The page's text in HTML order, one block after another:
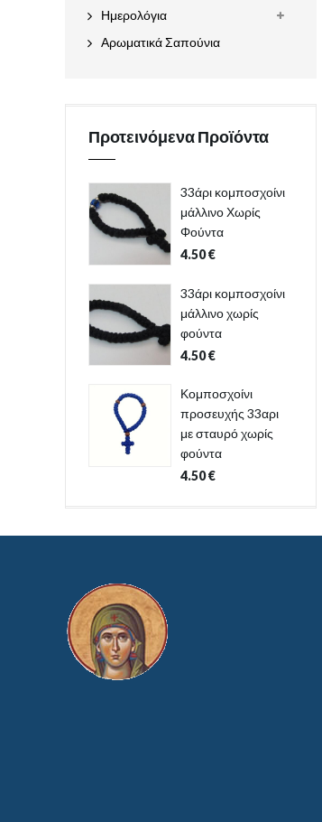
Ημερολόγια
Αρωματικά Σαπούνια
Προτεινόμενα Προϊόντα
33άρι κομποσχοίνι
μάλλινο Χωρίς
Φούντα
4.50€
33άρι κομποσχοίνι
μάλλινο χωρίς
φούντα
4.50€
Κομποσχοίνι
προσευχής 33αρι
με σταυρό χωρίς
φούντα
4.50€